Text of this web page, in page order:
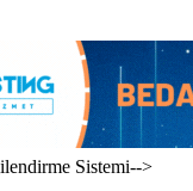
Sistemi-->